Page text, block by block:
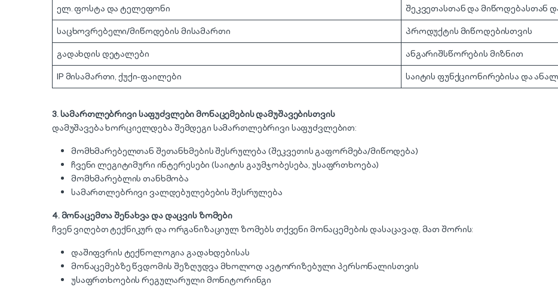
ელ. ფოსტა და ტელეფონი
შეკვეთასთან და მიწოდებასთან
საცხოვრებელი/მიწოდების მისამართი
პროდუქტის მიწოდებისთვის
გადახდის დეტალები
ანგარიშსწორების მიზნით
IP მისამართი, ქუქი-ფაილები
საიტის ფუნქციონირებისა და
3.სამართლებრივისაფუძვლებიმონაცემებისდამუშავებისთვის
დამუშავება ხორციელდება შემდეგი სამართლებრივი საფუძვლებით:
მომხმარებელთან შეთანხმების შესრულება (შეკვეთის გაფორმება/მიწოდება)
ჩვენი ლეგიტიმური ინტერესები (საიტის გაუმჯობესება, უსაფრთხოება)
მომხმარებლის თანხმობა
სამართლებრივი ვალდებულებების შესრულება
4.მონაცემთაშენახვადადაცვისზომები
ჩვენ ვიღებთ ტექნიკურ და ორგანიზაციულ ზომებს თქვენი მონაცემების დასაცავად, მათ შორის:
დაშიფვრის ტექნოლოგია გადახდებისას
მონაცემებზე წვდომის შეზღუდვა მხოლოდ ავტორიზებული პერსონალისთვის
უსაფრთხოების რეგულარული მონიტორინგი